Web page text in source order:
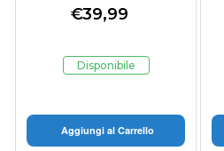
205MB/s A2 V30
Droni
€39,99
Disponibile
Aggiungi al Carrello